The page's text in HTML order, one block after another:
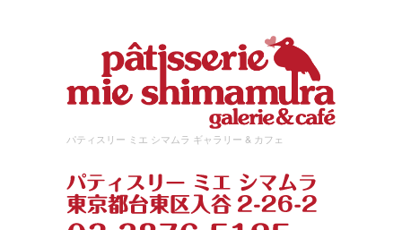
パティスリー ミエ シマムラ ギャラリー & カフェ